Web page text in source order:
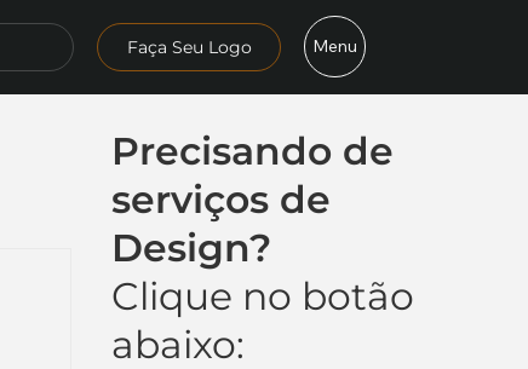
Faça Seu Logo Menu
Precisando de
serviços de
Design?
Clique no botão
abaixo: